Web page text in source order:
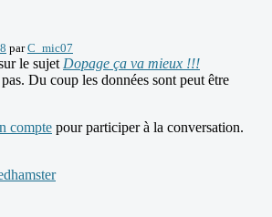
parC_mic07
le sujet Dopage ça va mieux !!!
Du coup les données sont peut être
compte pour participer à la conversation.